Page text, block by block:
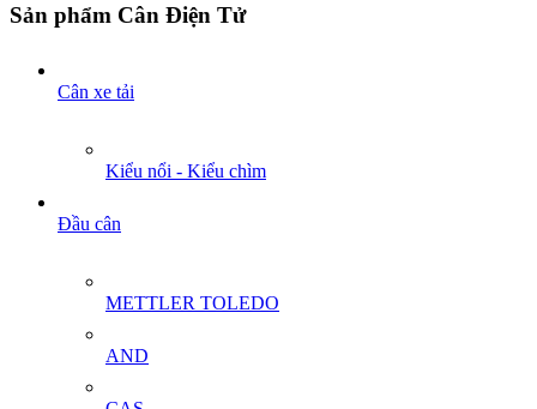
Sản phẩm Cân Điện Tử
Cân xe tải
Kiểu nổi - Kiểu chìm
Đầu cân
METTLER TOLEDO
AND